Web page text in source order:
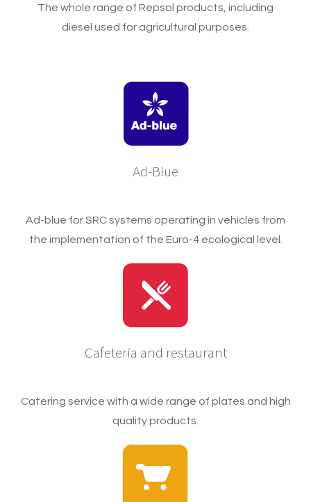
The whole range of Repsol products, including
diesel used for agricultural purposes.
Ad-Blue
Ad-blue for SRC systems operating in vehicles from
the implementation of the Euro-4 ecological level.
Cafeteria and restaurant
Catering service with a wide range of plates and high
quality products.